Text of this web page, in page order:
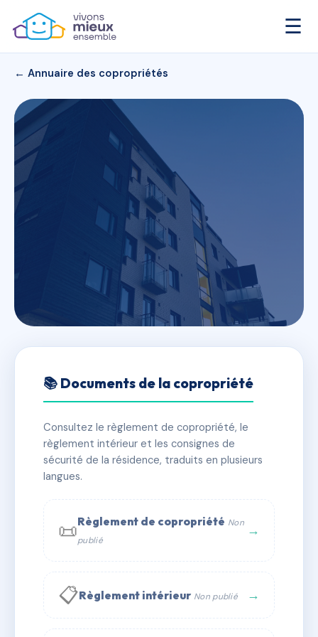
☰
← Annuaire des copropriétés
LE MARLY
✓ Immatriculée 🏠 20 lots 🏗 1 bâtiment(s)
📞 Contacter Syndic Digital
📚 Documents de la copropriété
Consultez le règlement de copropriété, le
règlement intérieur et les consignes de
sécurité de la résidence, traduits en plusieurs
langues.
📜Règlement de copropriété Non
publié
→
📋Règlement intérieur Non publié →